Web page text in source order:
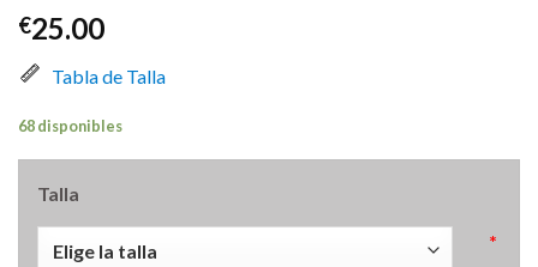
€25.00
Tabla de Talla
68 disponibles
Talla
*